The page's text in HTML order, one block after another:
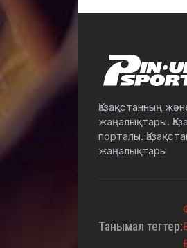
Қазақстанның
жаңалықтары.
порталы.
жаңалықтары
Танымал тегтер: